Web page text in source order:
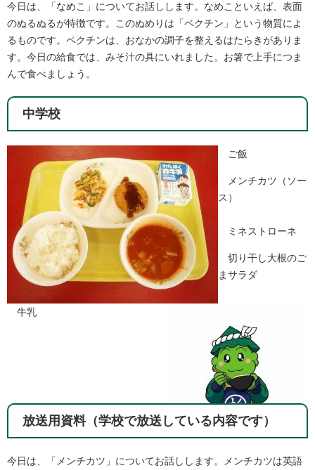
今日は、「なめこ」についてお話しします。なめこといえば、表面
のぬるぬるが特徴です。このぬめりは「ペクチン」という物質によ
るものです。ペクチンは、おなかの調子を整えるはたらきがありま
す。今日の給食では、みそ汁の具にいれました。お箸で上手につま
んで食べましょう。​
中学校
ご飯
メンチカツ（ソー
ス）
ミネストローネ
切り干し大根のご
まサラダ
牛乳
放送用資料（学校で放送している内容です）
今日は、「メンチカツ」についてお話しします。メンチカツは英語